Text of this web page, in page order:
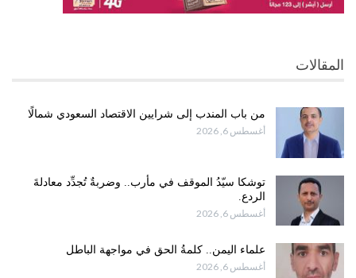
المقالات
من باب المندب إلى شرايين الاقتصاد السعودي شمالًا
أغسطس 6, 2026
توشكا سيّدُ الموقف في مأرب.. وضربةٌ تُجدِّد معادلةَ
الردع.
أغسطس 6, 2026
علماء اليمن.. كلمةُ الحق في مواجهة الباطل
أغسطس 6, 2026